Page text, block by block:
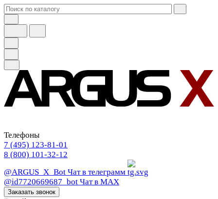
Телефоны
7 (495) 123-81-01
8 (800) 101-32-12
@ARGUS_X_Bot Чат в телеграмм
@id7720669687_bot Чат в МАХ
Заказать звонок